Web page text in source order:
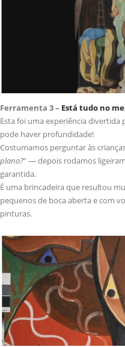
Ferramenta 3 – Está tudo no
Esta foi uma experiência
pode haver profundidade!
Costumamos perguntar às
plano?” — depois rodamos
garantida.
É uma brincadeira que resultou
pequenos de boca aberta e com
pinturas.